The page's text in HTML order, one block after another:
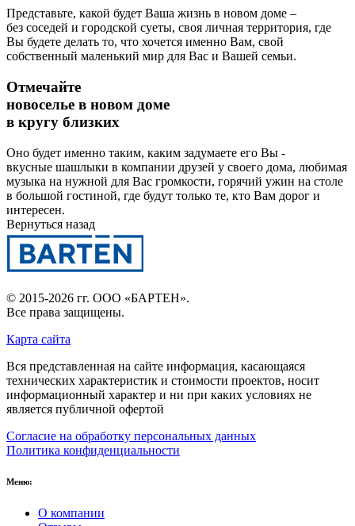
Представьте, какой будет Ваша жизнь в новом доме –
без соседей и городской суеты, своя личная территория, где
Вы будете делать то, что хочется именно Вам, свой
собственный маленький мир для Вас и Вашей семьи.
Отмечайте
новоселье в новом доме
в кругу близких
Оно будет именно таким, каким задумаете его Вы -
вкусные шашлыки в компании друзей у своего дома, любимая
музыка на нужной для Вас громкости, горячий ужин на столе
в большой гостиной, где будут только те, кто Вам дорог и
интересен.
Вернуться назад
© 2015-2026 гг. ООО «БАРТЕН».
Все права защищены.
Карта сайта
Вся представленная на сайте информация, касающаяся
технических характеристик и стоимости проектов, носит
информационный характер и ни при каких условиях не
является публичной офертой
Согласие на обработку персональных данных
Политика конфиденциальности
Меню:
О компании